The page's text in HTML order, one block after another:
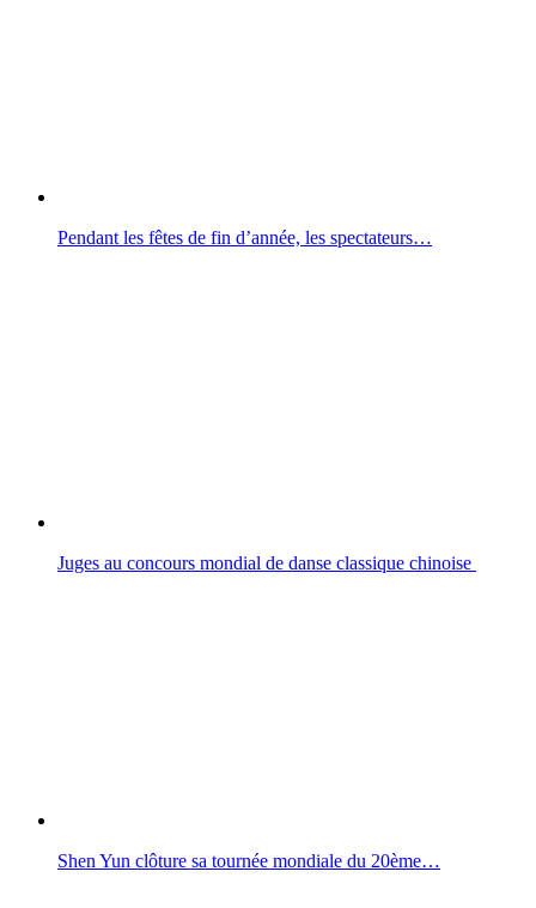
Pendant les fêtes de fin d’année, les spectateurs…
Juges au concours mondial de danse classique chinoise
Shen Yun clôture sa tournée mondiale du 20ème…